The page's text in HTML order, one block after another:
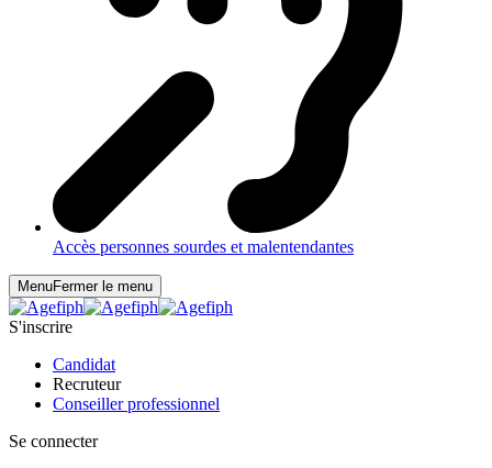
Accès personnes sourdes et malentendantes
MenuFermer le menu
S'inscrire
Candidat
Recruteur
Conseiller professionnel
Se connecter